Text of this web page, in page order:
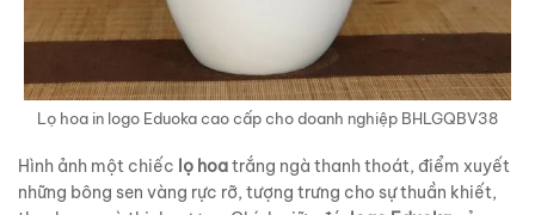
Lọ hoa in logo Eduoka cao cấp cho doanh nghiệp BHLGQBV38
Hình ảnh một chiếc lọ hoatrắng ngà thanh thoát, điểm xuyết
những bông sen vàng rực rỡ, tượng trưng cho sự thuần khiết,